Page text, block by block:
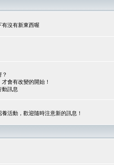
有沒有新東西喔
會有改變的開始！
動訊息
活動，歡迎隨時注意新的訊息！